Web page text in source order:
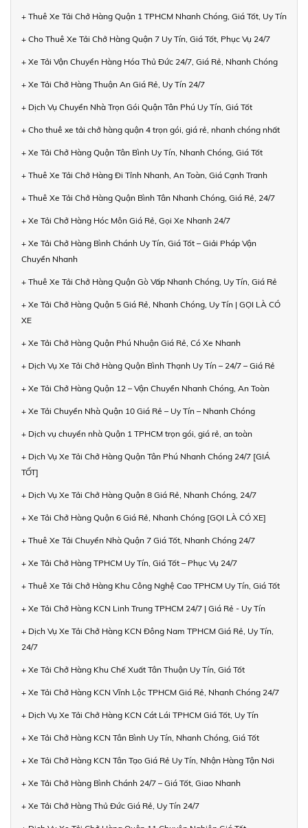
+ Thuê Xe Tải Chở Hàng Quận 1 TPHCM Nhanh Chóng, Giá Tốt, Uy Tín
+ Cho Thuê Xe Tải Chở Hàng Quận 7 Uy Tín, Giá Tốt, Phục Vụ 24/7
+ Xe Tải Vận Chuyển Hàng Hóa Thủ Đức 24/7, Giá Rẻ, Nhanh Chóng
+ Xe Tải Chở Hàng Thuận An Giá Rẻ, Uy Tín 24/7
+ Dịch Vụ Chuyển Nhà Trọn Gói Quận Tân Phú Uy Tín, Giá Tốt
+ Cho thuê xe tải chở hàng quận 4 trọn gói, giá rẻ, nhanh chóng nhất
+ Xe Tải Chở Hàng Quận Tân Bình Uy Tín, Nhanh Chóng, Giá Tốt
+ Thuê Xe Tải Chở Hàng Đi Tỉnh Nhanh, An Toàn, Giá Cạnh Tranh
+ Thuê Xe Tải Chở Hàng Quận Bình Tân Nhanh Chóng, Giá Rẻ, 24/7
+ Xe Tải Chở Hàng Hóc Môn Giá Rẻ, Gọi Xe Nhanh 24/7
+ Xe Tải Chở Hàng Bình Chánh Uy Tín, Giá Tốt – Giải Pháp Vận
Chuyển Nhanh
+ Thuê Xe Tải Chở Hàng Quận Gò Vấp Nhanh Chóng, Uy Tín, Giá Rẻ
+ Xe Tải Chở Hàng Quận 5 Giá Rẻ, Nhanh Chóng, Uy Tín | GỌI LÀ CÓ
XE
+ Xe Tải Chở Hàng Quận Phú Nhuận Giá Rẻ, Có Xe Nhanh
+ Dịch Vụ Xe Tải Chở Hàng Quận Bình Thạnh Uy Tín – 24/7 – Giá Rẻ
+ Xe Tải Chở Hàng Quận 12 – Vận Chuyển Nhanh Chóng, An Toàn
+ Xe Tải Chuyển Nhà Quận 10 Giá Rẻ – Uy Tín – Nhanh Chóng
+ Dịch vụ chuyển nhà Quận 1 TPHCM trọn gói, giá rẻ, an toàn
+ Dịch Vụ Xe Tải Chở Hàng Quận Tân Phú Nhanh Chóng 24/7 [GIÁ
TỐT]
+ Dịch Vụ Xe Tải Chở Hàng Quận 8 Giá Rẻ, Nhanh Chóng, 24/7
+ Xe Tải Chở Hàng Quận 6 Giá Rẻ, Nhanh Chóng [GỌI LÀ CÓ XE]
+ Thuê Xe Tải Chuyển Nhà Quận 7 Giá Tốt, Nhanh Chóng 24/7
+ Xe Tải Chở Hàng TPHCM Uy Tín, Giá Tốt – Phục Vụ 24/7
+ Thuê Xe Tải Chở Hàng Khu Công Nghệ Cao TPHCM Uy Tín, Giá Tốt
+ Xe Tải Chở Hàng KCN Linh Trung TPHCM 24/7 | Giá Rẻ - Uy Tín
+ Dịch Vụ Xe Tải Chở Hàng KCN Đông Nam TPHCM Giá Rẻ, Uy Tín,
24/7
+ Xe Tải Chở Hàng Khu Chế Xuất Tân Thuận Uy Tín, Giá Tốt
+ Xe Tải Chở Hàng KCN Vĩnh Lộc TPHCM Giá Rẻ, Nhanh Chóng 24/7
+ Dịch Vụ Xe Tải Chở Hàng KCN Cát Lái TPHCM Giá Tốt, Uy Tín
+ Xe Tải Chở Hàng KCN Tân Bình Uy Tín, Nhanh Chóng, Giá Tốt
+ Xe Tải Chở Hàng KCN Tân Tạo Giá Rẻ Uy Tín, Nhận Hàng Tận Nơi
+ Xe Tải Chở Hàng Bình Chánh 24/7 – Giá Tốt, Giao Nhanh
+ Xe Tải Chở Hàng Thủ Đức Giá Rẻ, Uy Tín 24/7